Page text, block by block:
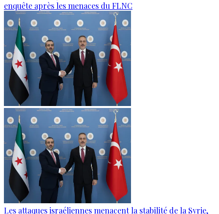
enquête après les menaces du FLNC
Les attaques israéliennes menacent la stabilité de la Syrie,